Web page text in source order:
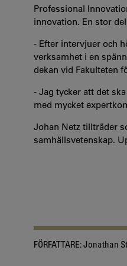
Professional
innovation. En stor
- Efter intervjuer och
verksamhet i en
dekan vid Fakulteten
- Jag tycker att det
med mycket
Johan Netz tillträder
samhällsvetenskap.
FÖRFATTARE:Jonathan